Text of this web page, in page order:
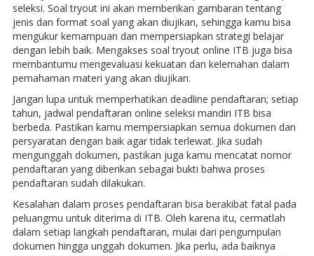
seleksi. Soal tryout ini akan memberikan gambaran tentang
jenis dan format soal yang akan diujikan, sehingga kamu bisa
mengukur kemampuan dan mempersiapkan strategi belajar
dengan lebih baik. Mengakses soal tryout online ITB juga bisa
membantumu mengevaluasi kekuatan dan kelemahan dalam
pemahaman materi yang akan diujikan.
Jangan lupa untuk memperhatikan deadline pendaftaran; setiap
tahun, jadwal pendaftaran online seleksi mandiri ITB bisa
berbeda. Pastikan kamu mempersiapkan semua dokumen dan
persyaratan dengan baik agar tidak terlewat. Jika sudah
mengunggah dokumen, pastikan juga kamu mencatat nomor
pendaftaran yang diberikan sebagai bukti bahwa proses
pendaftaran sudah dilakukan.
Kesalahan dalam proses pendaftaran bisa berakibat fatal pada
peluangmu untuk diterima di ITB. Oleh karena itu, cermatlah
dalam setiap langkah pendaftaran, mulai dari pengumpulan
dokumen hingga unggah dokumen. Jika perlu, ada baiknya